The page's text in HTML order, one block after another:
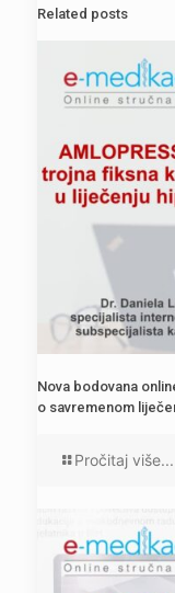
Related posts
Nova bodovana
o savremenom
Pročitaj više...